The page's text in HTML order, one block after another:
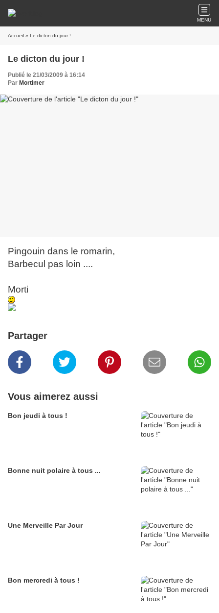
MENU
Accueil » Le dicton du jour !
Le dicton du jour !
Publié le 21/03/2009 à 16:14
Par Mortimer
Pingouin dans le romarin,
Barbecul pas loin ....
Morti
Partager
Vous aimerez aussi
Bon jeudi à tous !
Bonne nuit polaire à tous ...
Une Merveille Par Jour
Bon mercredi à tous !